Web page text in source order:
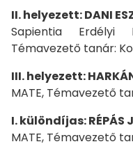
II. helyezett: DANI
Sapientia Erdélyi
Témavezető tanár:
III. helyezett:
MATE, Témavezető
I. különdíjas: RÉPÁS
MATE, Témavezető